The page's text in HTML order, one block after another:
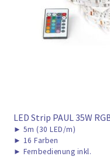
LED Strip PAUL 35W
► 5m (30 LED/m)
► 16 Farben
► Fernbedienung inkl.